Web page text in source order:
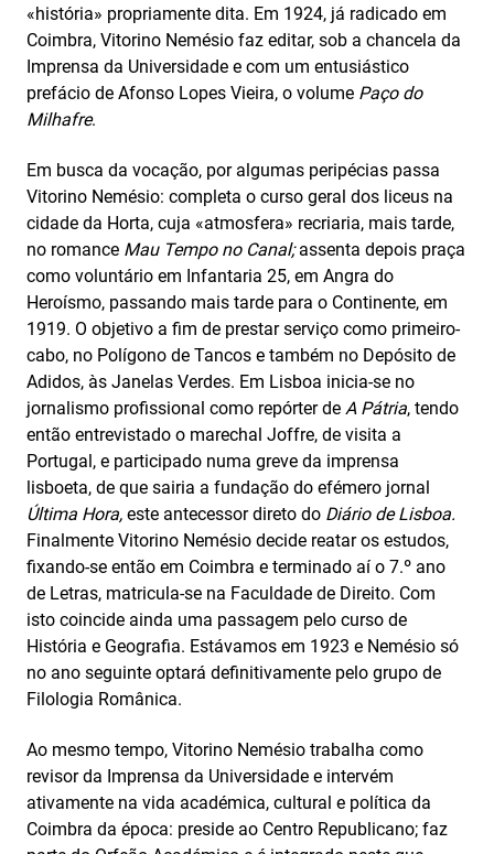
«história» propriamente dita. Em 1924, já radicado em
Coimbra, Vitorino Nemésio faz editar, sob a chancela da
Imprensa da Universidade e com um entusiástico
prefácio de Afonso Lopes Vieira, o volume Paço do
Milhafre.
Em busca da vocação, por algumas peripécias passa
Vitorino Nemésio: completa o curso geral dos liceus na
cidade da Horta, cuja «atmosfera» recriaria, mais tarde,
no romance Mau Tempono Canal;assenta depois praça
como voluntário em Infantaria 25, em Angra do
Heroísmo, passando mais tarde para o Continente, em
1919. O objetivo a fim de prestar serviço como primeiro-
cabo, no Polígono de Tancos e também no Depósito de
Adidos, às Janelas Verdes. Em Lisboa inicia-se no
jornalismo profissional como repórter de A Pátria, tendo
então entrevistado o marechal Joffre, de visita a
Portugal, e participado numa greve da imprensa
lisboeta, de que sairia a fundação do efémero jornal
Última Hora, este antecessor direto do Diário de Lisboa.
Finalmente Vitorino Nemésio decide reatar os estudos,
fixando-se então em Coimbra e terminado aí o 7.º ano
de Letras, matricula‑se na Faculdade de Direito. Com
isto coincide ainda uma passagem pelo curso de
História e Geografia. Estávamos em 1923 e Nemésio só
no ano seguinte optará definitivamente pelo grupo de
Filologia Românica.
Ao mesmo tempo, Vitorino Nemésio trabalha como
revisor da Imprensa da Universidade e intervém
ativamente na vida académica, cultural e política da
Coimbra da época: preside ao Centro Republicano; faz